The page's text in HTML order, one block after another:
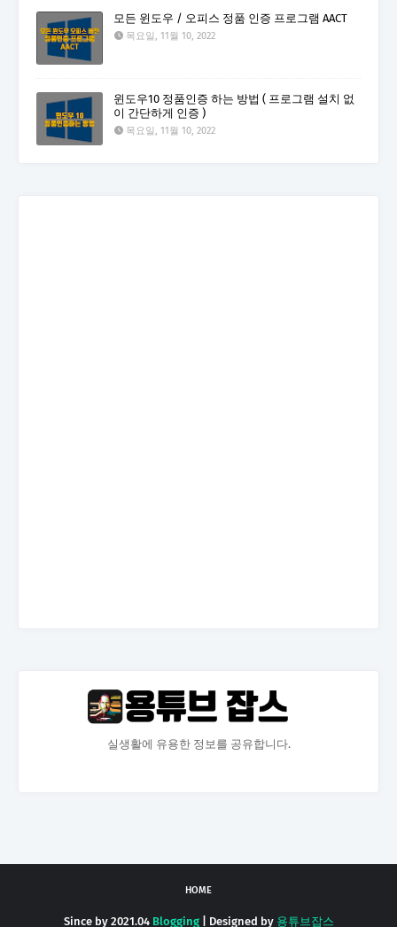
모든 윈도우 / 오피스 정품 인증 프로그램 AACT
목요일, 11월 10, 2022
윈도우10 정품인증 하는 방법 ( 프로그램 설치 없
이 간단하게 인증 )
목요일, 11월 10, 2022
실생활에 유용한 정보를 공유합니다.
HOME
Since by 2021.04 Blogging| Designed by 용튜브잡스